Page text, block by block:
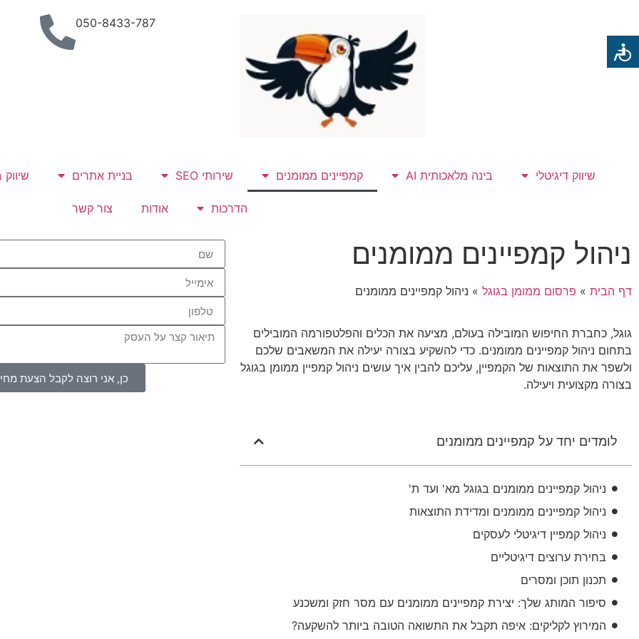
050-8433-787
שיווק דיגיטלי בינה מלאכותית AI קמפיינים ממומנים שירותי SEO בניית אתרים
הדרכות אודות צור קשר
ניהול קמפיינים ממומנים
דף הבית » פרסום ממומן בגוגל » ניהול קמפיינים ממומנים
גוגל, כחברת החיפוש המובילה בעולם, מציעה את הכלים והפלטפורמה המובילים
בתחום ניהול קמפיינים ממומנים. כדי להשקיע בצורה יעילה את המשאבים שלכם
ולשפר את התוצאות של הקמפיין, עליכם להבין איך עושים ניהול קמפיין ממומן בגוגל
בצורה מקצועית ויעילה.
לומדים יחד על קמפיינים ממומנים
ניהול קמפיינים ממומנים בגוגל מא' ועד ת'
ניהול קמפיינים ממומנים ומדידת התוצאות
ניהול קמפיין דיגיטלי לעסקים
בחירת ערוצים דיגיטליים
תכנון תוכן ומסרים
סיפור המותג שלך: יצירת קמפיינים ממומנים עם מסר חזק ומשכנע
המירוץ לקליקים: איפה תקבל את התשואה הטובה ביותר להשקעה?
כן, אני רוצה לקבל הצעת